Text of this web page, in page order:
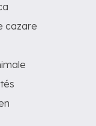
cazare